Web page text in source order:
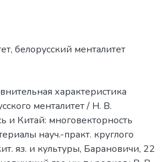
, белорусский менталитет
характеристика
менталитет / Н. В.
и Китай: многовекторность
науч.-практ. круглого
яз. и культуры, Барановичи, 22